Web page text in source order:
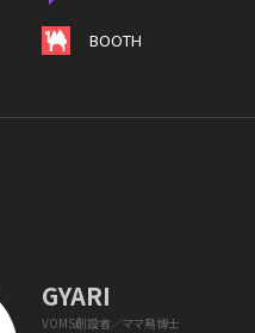
BOOTH
GYARI
VOMS創設者／ママ鳥博士